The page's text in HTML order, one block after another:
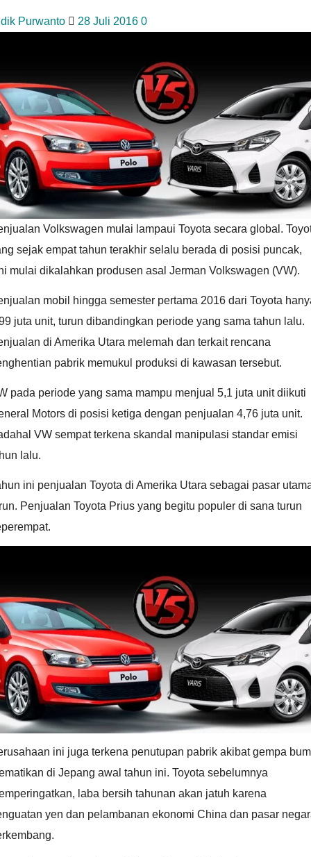
Purwanto 28 Juli 2016 0
Volkswagen mulai lampaui Toyota secara global.
sejak empat tahun terakhir selalu berada di posisi puncak,
mulai dikalahkan produsen asal Jerman Volkswagen (VW).
mobil hingga semester pertama 2016 dari Toyota
juta unit, turun dibandingkan periode yang sama tahun lalu.
di Amerika Utara melemah dan terkait rencana
pabrik memukul produksi di kawasan tersebut.
pada periode yang sama mampu menjual 5,1 juta unit diikuti
Motors di posisi ketiga dengan penjualan 4,76 juta unit.
VW sempat terkena skandal manipulasi standar emisi
lalu.
ini penjualan Toyota di Amerika Utara sebagai pasar
Penjualan Toyota Prius yang begitu populer di sana turun
ini juga terkena penutupan pabrik akibat gempa
di Jepang awal tahun ini. Toyota sebelumnya
laba bersih tahunan akan jatuh karena
yen dan pelambanan ekonomi China dan pasar